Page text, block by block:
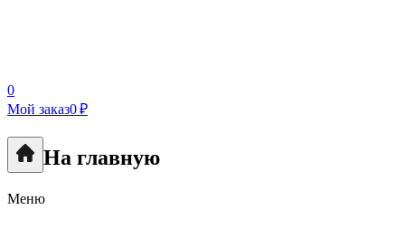
0
Мой заказ0 ₽
На главную
Меню